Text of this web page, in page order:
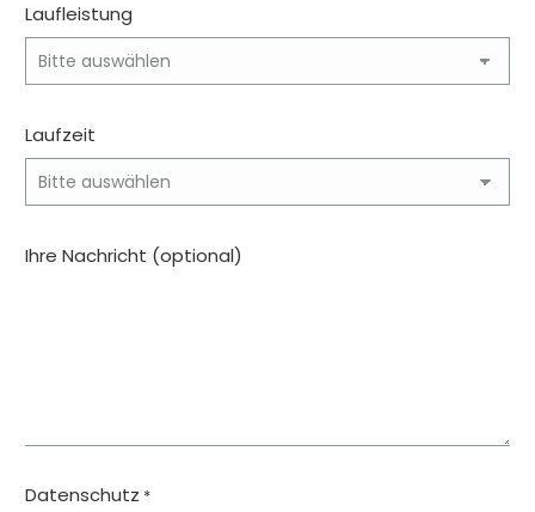
Laufleistung
Laufzeit
Ihre Nachricht (optional)
Datenschutz *